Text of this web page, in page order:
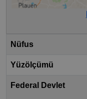
Nüfus
Yüzölçümü
Federal Devlet